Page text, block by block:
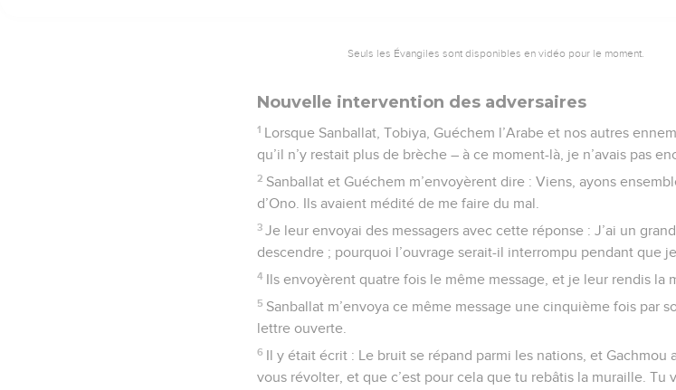
Seuls les Évangiles sont disponibles en vidéo pour le moment.
Nouvelle intervention des adversaires
1 Lorsque Sanballat, Tobiya, Guéchem l’Arabe et nos autres
qu’il n’y restait plus de brèche – à ce moment-là, je n’avais pas
2 Sanballat et Guéchem m’envoyèrent dire : Viens, ayons
d’Ono. Ils avaient médité de me faire du mal.
3 Je leur envoyai des messagers avec cette réponse : J’ai un
descendre ; pourquoi l’ouvrage serait-il interrompu pendant que
4 Ils envoyèrent quatre fois le même message, et je leur rendis la
5 Sanballat m’envoya ce même message une cinquième fois par
lettre ouverte.
6 Il y était écrit : Le bruit se répand parmi les nations, et
vous révolter, et que c’est pour cela que tu rebâtis la muraille. Tu